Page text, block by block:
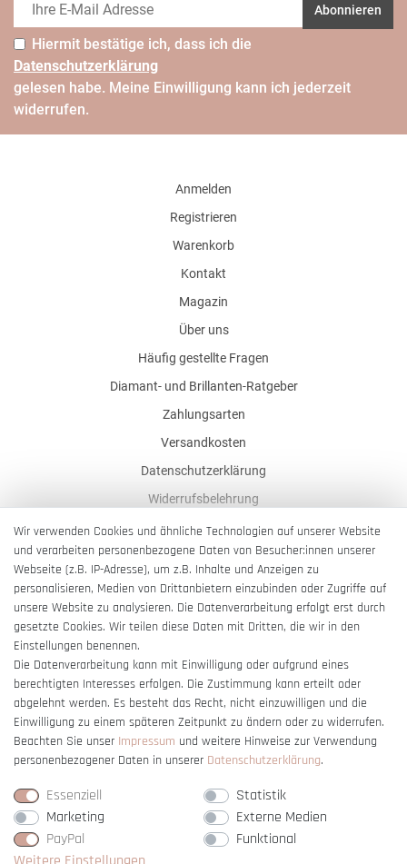
Abonnieren
Hiermit bestätige ich, dass ich die
Daten­schutz­erklärung
gelesen habe. Meine Einwilligung kann ich jederzeit
widerrufen.
Anmelden
Registrieren
Warenkorb
Kontakt
Magazin
Über uns
Häufig gestellte Fragen
Diamant- und Brillanten-Ratgeber
Zahlungsarten
Versandkosten
Datenschutzerklärung
Widerrufsbelehrung
AGB
Impressum
Barrierefreiheitserklärung
Vertrag widerrufen
Wir verwenden Cookies und ähnliche Technologien auf unserer Website
und verarbeiten personenbezogene Daten von Besucher:innen unserer
Webseite (z.B. IP-Adresse), um z.B. Inhalte und Anzeigen zu
personalisieren, Medien von Drittanbietern einzubinden oder Zugriffe auf
unsere Website zu analysieren. Die Datenverarbeitung erfolgt erst durch
gesetzte Cookies. Wir teilen diese Daten mit Dritten, die wir in den
Einstellungen benennen.
Die Datenverarbeitung kann mit Einwilligung oder aufgrund eines
berechtigten Interesses erfolgen. Die Zustimmung kann erteilt oder
abgelehnt werden. Es besteht das Recht, nicht einzuwilligen und die
Einwilligung zu einem späteren Zeitpunkt zu ändern oder zu widerrufen.
Beachten Sie unser Impressum und weitere Hinweise zur Verwendung
personenbezogener Daten in unserer Daten­schutz­erklärung.
Essenziell
Statistik
Marketing
Externe Medien
PayPal
Funktional